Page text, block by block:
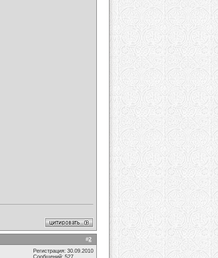
#2
Регистрация: 30.09.2010
Сообщений: 527